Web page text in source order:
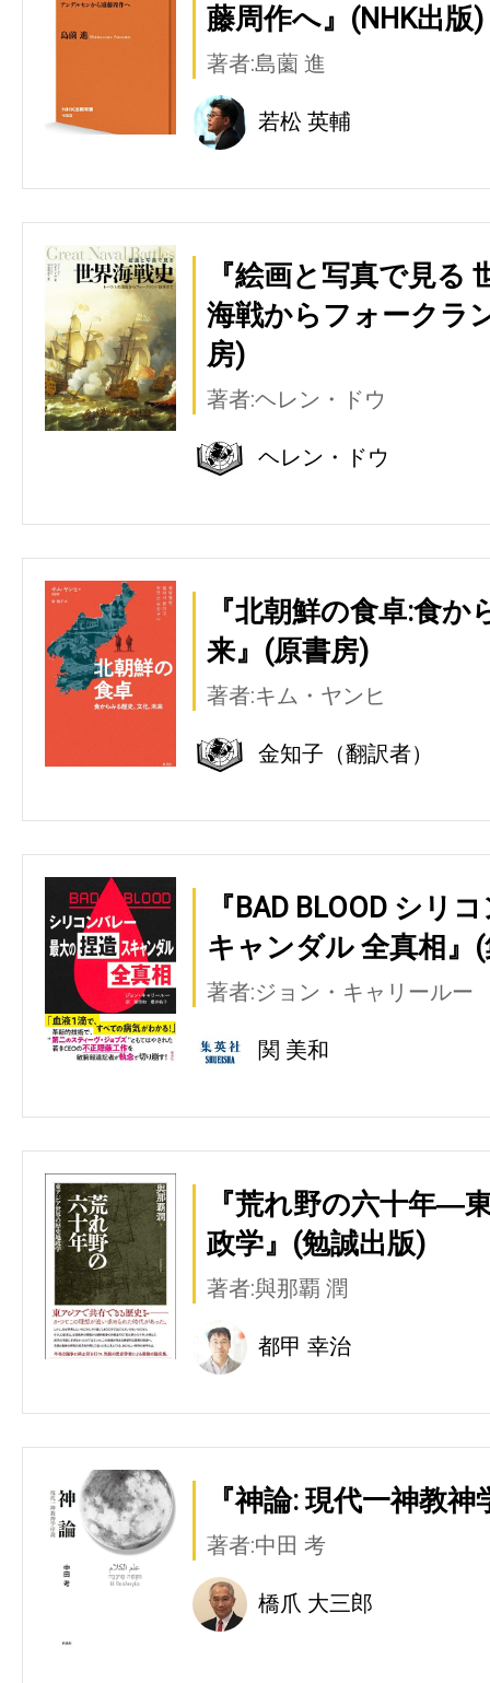
藤周作へ』(NHK出版)
著者:島薗 進
若松 英輔
『絵画と写真で見る
海戦からフォークラ
房)
著者:ヘレン・ドウ
ヘレン・ドウ
『北朝鮮の食卓:食
来』(原書房)
著者:キム・ヤンヒ
金知子（翻訳者）
『BAD BLOOD シリ
キャンダル 全真相』
著者:ジョン・キャリールー
関 美和
『荒れ野の六十年―
政学』(勉誠出版)
著者:與那覇 潤
都甲 幸治
『神論: 現代一神教
著者:中田 考
橋爪 大三郎